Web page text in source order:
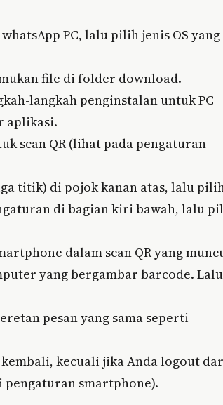
PC, lalu pilih jenis OS yang
file di folder download.
langkah penginstalan untuk PC
aplikasi.
scan QR (lihat pada pengaturan
titik) di pojok kanan atas, lalu
di bagian kiri bawah, lalu
dalam scan QR yang
yang bergambar barcode. Lalu
pesan yang sama seperti
kecuali jika Anda logout
smartphone).